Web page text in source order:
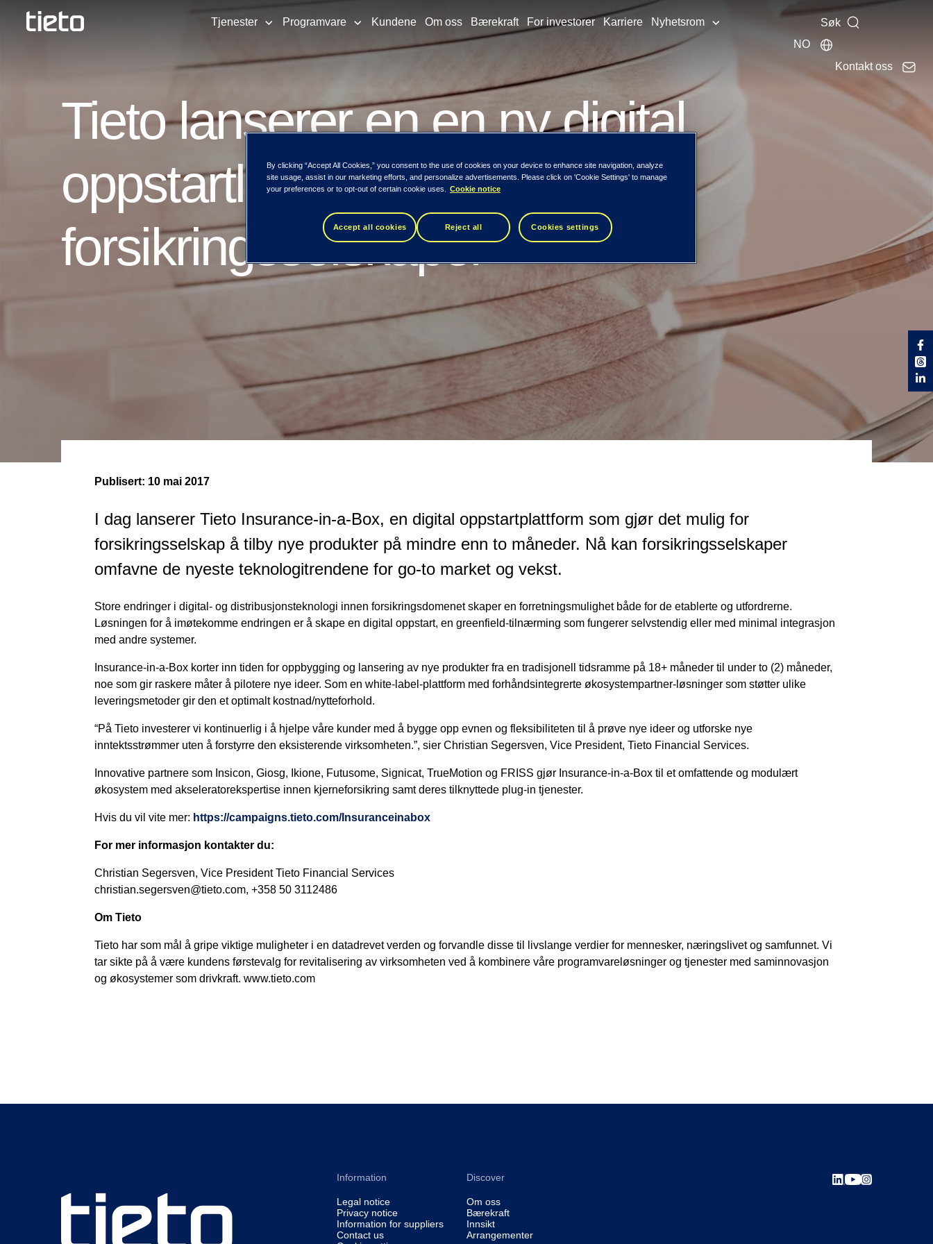
Tjenester Programvare Kundene Om oss Bærekraft For investorer Karriere Nyhetsrom
Søk
NO
Kontakt oss
Tieto lanserer en en ny digital
oppstartløsning for
forsikringsselskaper
Publisert: 10 mai 2017
I dag lanserer Tieto Insurance-in-a-Box, en digital oppstartplattform som gjør det mulig for
forsikringsselskap å tilby nye produkter på mindre enn to måneder. Nå kan forsikringsselskaper
omfavne de nyeste teknologitrendene for go-to market og vekst.
Store endringer i digital- og distribusjonsteknologi innen forsikringsdomenet skaper en forretningsmulighet både for de etablerte og utfordrerne.
Løsningen for å imøtekomme endringen er å skape en digital oppstart, en greenfield-tilnærming som fungerer selvstendig eller med minimal integrasjon
med andre systemer.
Insurance-in-a-Box korter inn tiden for oppbygging og lansering av nye produkter fra en tradisjonell tidsramme på 18+ måneder til under to (2) måneder,
noe som gir raskere måter å pilotere nye ideer. Som en white-label-plattform med forhåndsintegrerte økosystempartner-løsninger som støtter ulike
leveringsmetoder gir den et optimalt kostnad/nytteforhold.
“På Tieto investerer vi kontinuerlig i å hjelpe våre kunder med å bygge opp evnen og fleksibiliteten til å prøve nye ideer og utforske nye
inntektsstrømmer uten å forstyrre den eksisterende virksomheten.”, sier Christian Segersven, Vice President, Tieto Financial Services.
Innovative partnere som Insicon, Giosg, Ikione, Futusome, Signicat, TrueMotion og FRISS gjør Insurance-in-a-Box til et omfattende og modulært
økosystem med akseleratorekspertise innen kjerneforsikring samt deres tilknyttede plug-in tjenester.
Hvis du vil vite mer: https://campaigns.tieto.com/Insuranceinabox
For mer informasjon kontakter du:
Christian Segersven, Vice President Tieto Financial Services
christian.segersven@tieto.com, +358 50 3112486
Om Tieto
Tieto har som mål å gripe viktige muligheter i en datadrevet verden og forvandle disse til livslange verdier for mennesker, næringslivet og samfunnet. Vi
tar sikte på å være kundens førstevalg for revitalisering av virksomheten ved å kombinere våre programvareløsninger og tjenester med saminnovasjon
og økosystemer som drivkraft. www.tieto.com
Information
Legal notice
Privacy notice
Information for suppliers
Contact us
Discover
Om oss
Bærekraft
Innsikt
Arrangementer
By clicking “Accept All Cookies,” you consent to the use of cookies on your device to enhance site navigation, analyze
site usage, assist in our marketing efforts, and personalize advertisements. Please click on 'Cookie Settings' to manage
your preferences or to opt-out of certain cookie uses.
Cookie notice
Accept all cookies Reject all Cookies settings